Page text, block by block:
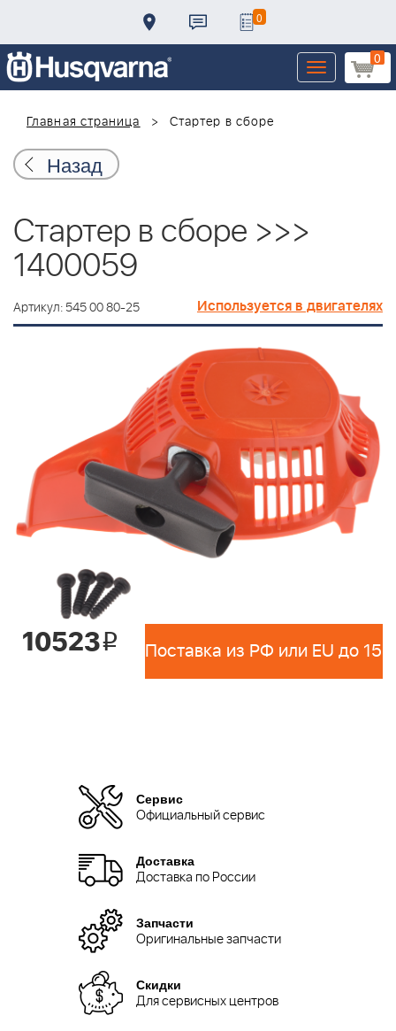
0
0
Toggle
navigation
Главная страница
Стартер в сборе
Назад
Стартер в сборе >>>
1400059
Артикул: 545 00 80-25 Используется в двигателях
10523i
Сервис
Официальный сервис
Доставка
Доставка по России
Запчасти
Оригинальные запчасти
Скидки
Для сервисных центров